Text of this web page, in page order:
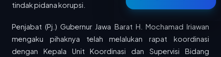
Berita Terkini
tindak pidana korupsi.
Penjabat (Pj.) Gubernur Jawa Barat H. Mochamad Iriawan
mengaku pihaknya telah melalukan rapat koordinasi
dengan Kepala Unit Koordinasi dan Supervisi Bidang